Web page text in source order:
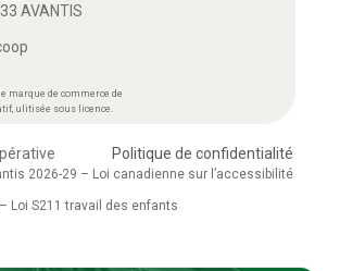
AVANTIS
marque de commerce de
ulitisée sous licence.
Politique de confidentialité
2026-29 – Loi canadienne sur l’accessibilité
Loi S211 travail des enfants